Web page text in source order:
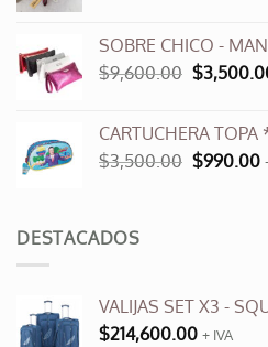
era:
SOBRE CHICO -
$9,600.00 El
era:
$
CARTUCHERA
$3,500.00 El
$990.00
DESTACADOS
VALIJAS SET X3 -
$214,600.00 + IVA